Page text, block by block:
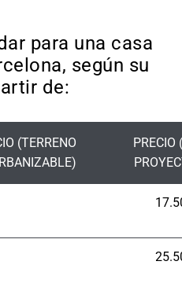
para una casa
según su
de:
(TERRENO
PRECIO